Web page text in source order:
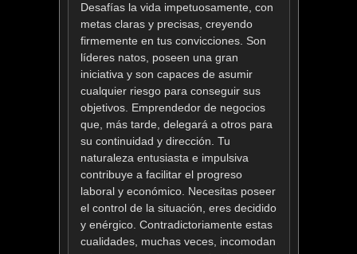
Desafías la vida impetuosamente, con
metas claras y precisas, creyendo
firmemente en tus convicciones. Son
líderes natos, poseen una gran
iniciativa y son capaces de asumir
cualquier riesgo para conseguir sus
objetivos. Emprendedor de negocios
que, más tarde, delegará a otros para
su continuidad y dirección. Tu
naturaleza entusiasta e impulsiva
contribuye a facilitar el progreso
laboral y económico. Necesitas poseer
el control de la situación, eres decidido
y enérgico. Contradictoriamente estas
cualidades, muchas veces, incomodan